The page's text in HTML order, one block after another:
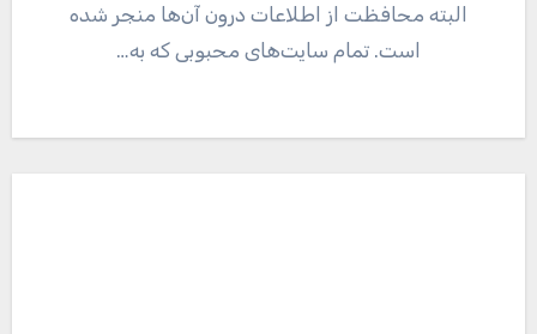
البته محافظت از اطلاعات درون آن‌ها منجر شده
است. تمام سایت‌های محبوبی که به…